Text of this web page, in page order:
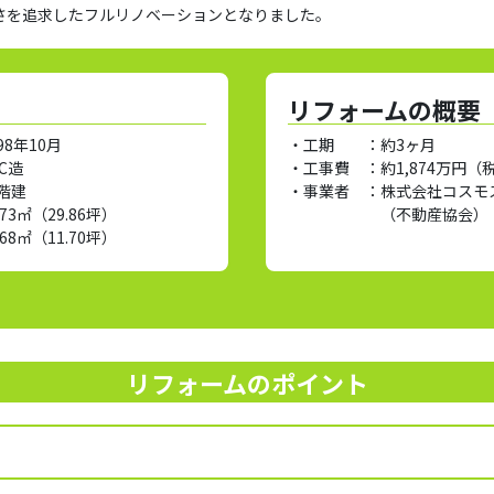
追求したフルリノベーションとなりました。
年10月
造
建
㎡（29.86坪）
㎡（11.70坪）
リフォームの概要
・工期 ： 約3ヶ月
・工事費 ： 約1,874万円（税
・事業者 ： 株式会社コスモ
（不動産協会）
リフォームのポイント